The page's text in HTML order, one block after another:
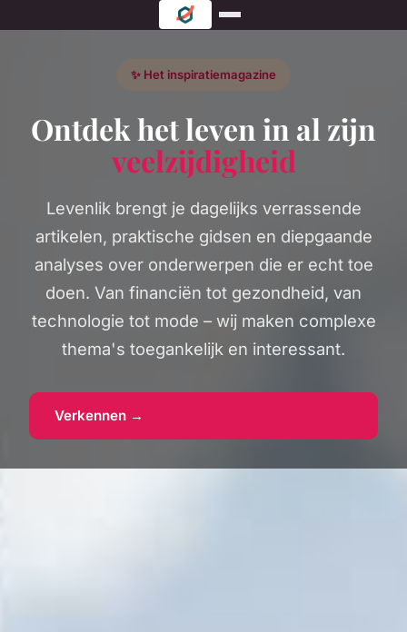
✨ Het inspiratiemagazine
Ontdek het leven in al zijn
veelzijdigheid
Levenlik brengt je dagelijks verrassende
artikelen, praktische gidsen en diepgaande
analyses over onderwerpen die er echt toe
doen. Van financiën tot gezondheid, van
technologie tot mode – wij maken complexe
thema's toegankelijk en interessant.
Verkennen →